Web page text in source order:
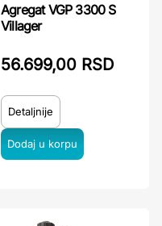
Agregat VGP 3300 S
Villager
56.699,00 RSD
Detaljnije